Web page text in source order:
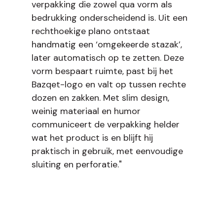
verpakking die zowel qua vorm als
bedrukking onderscheidend is. Uit een
rechthoekige plano ontstaat
handmatig een ‘omgekeerde stazak’,
later automatisch op te zetten. Deze
vorm bespaart ruimte, past bij het
Bazqet-logo en valt op tussen rechte
dozen en zakken. Met slim design,
weinig materiaal en humor
communiceert de verpakking helder
wat het product is en blijft hij
praktisch in gebruik, met eenvoudige
sluiting en perforatie."